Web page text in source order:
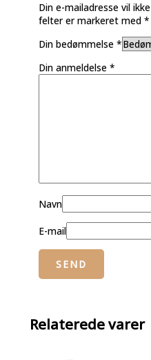
Din e-mailadresse vil
felter er markeret med*
Din bedømmelse*
Din anmeldelse*
Navn
E-mail
Relaterede varer